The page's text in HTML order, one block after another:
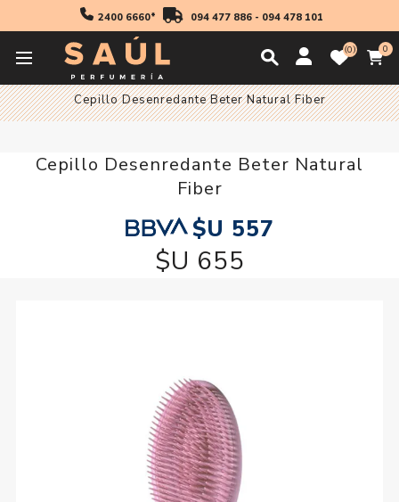
2400 6660* 094 477 886- 094 478 101
0 0
Accesorios
Cepillo Desenredante Beter Natural Fiber
Cepillo Desenredante Beter Natural
Fiber
$U 557
$U 655